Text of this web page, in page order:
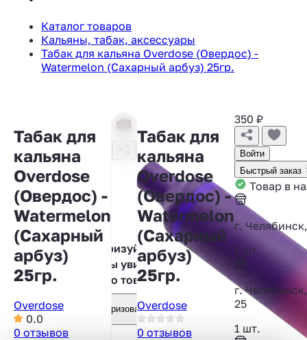
Каталог товаров
Кальяны, табак, аксессуары
Табак для кальяна Overdose (Овердос) -
Watermelon (Сахарный арбуз) 25гр.
Табак для
кальяна
Overdose
(Овердос) -
Watermelon
(Сахарный
арбуз)
25гр.
Overdose
0.0
0 отзывов
Авторизуйтесь,
чтобы увидеть
фото товара
Авторизоваться
Табак для
кальяна
Overdose
(Овердос) -
Watermelon
(Сахарный
арбуз)
25гр.
Overdose
0 отзывов
350 ₽
Войти
Быстрый заказ
Товар в
г.
1 шт.
г.
25
1 шт.